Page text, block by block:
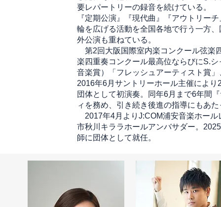
要レパートリーの録音を続けている。
『定期公演』『現代曲』『アウトリー
輪を広げる活動を全国各地で行う一方
外公演も重ねている。
第2回大阪国際室内楽コンクール弦楽
楽四重奏コンクール最高位ならびにS.
音楽賞）「フレッシュアーティスト賞
2016年6月サントリーホール主催によ
団体として初演奏。同年6月まで6年間
ィを務め、引き続き後進の指導にもあ
2017年4月よりJ:COM浦安音楽ホール
市秋川キララホールアンバサダー。
師に団体として就任。